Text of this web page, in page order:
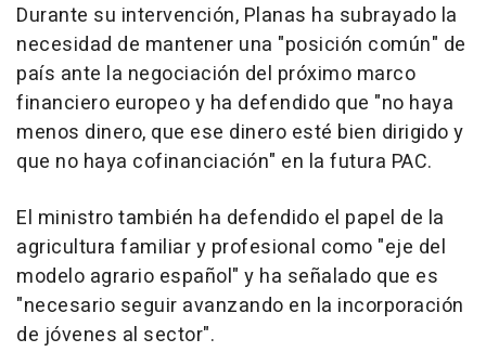
Durante su intervención, Planas ha subrayado la
necesidad de mantener una "posición común" de
país ante la negociación del próximo marco
financiero europeo y ha defendido que "no haya
menos dinero, que ese dinero esté bien dirigido y
que no haya cofinanciación" en la futura PAC.
El ministro también ha defendido el papel de la
agricultura familiar y profesional como "eje del
modelo agrario español" y ha señalado que es
"necesario seguir avanzando en la incorporación
de jóvenes al sector".